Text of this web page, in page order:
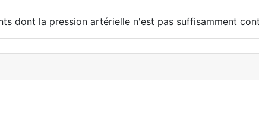
dont la pression artérielle n'est pas suffisamment